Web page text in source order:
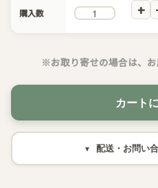
購入数
※お取り寄せの場合は、お
カート
配送・お問い